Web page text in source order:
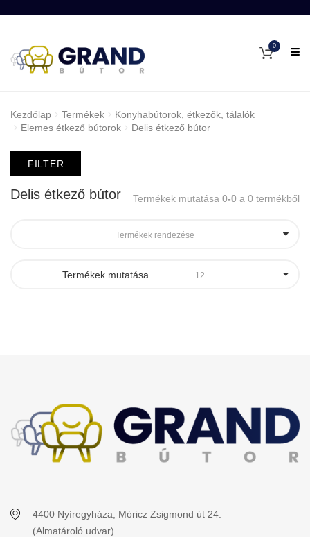
0
Kezdőlap Termékek
Konyhabútorok, étkezők, tálalók
Elemes étkező bútorok
Delis étkező bútor
FILTER
Delis étkező bútor Termékek mutatása 0-0 a 0 termékből
Termékek rendezése
Termékek mutatása 12
4400 Nyíregyháza, Móricz Zsigmond út 24.
(Almatároló udvar)